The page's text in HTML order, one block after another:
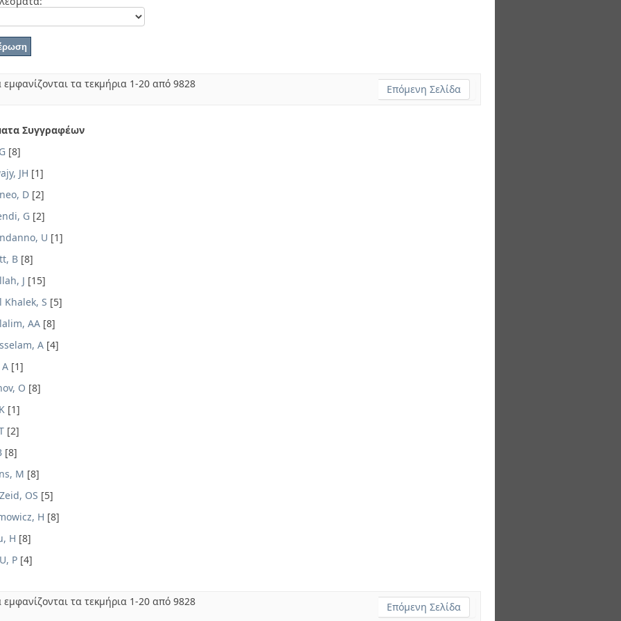
τα τεκμήρια 1-20 από 9828 Επόμενη Σελίδα
Συγγραφέων
[8]
JH [1]
D [2]
G [2]
U [1]
B [8]
J [15]
Khalek, S [5]
AA [8]
A [4]
[1]
O [8]
[1]
[2]
[8]
M [8]
OS [5]
H [8]
H [8]
P [4]
τα τεκμήρια 1-20 από 9828 Επόμενη Σελίδα